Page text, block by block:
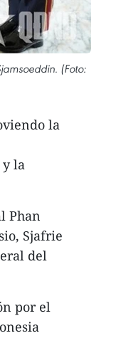
(Foto:
la
y la
Phan
Sjafrie
del
por el